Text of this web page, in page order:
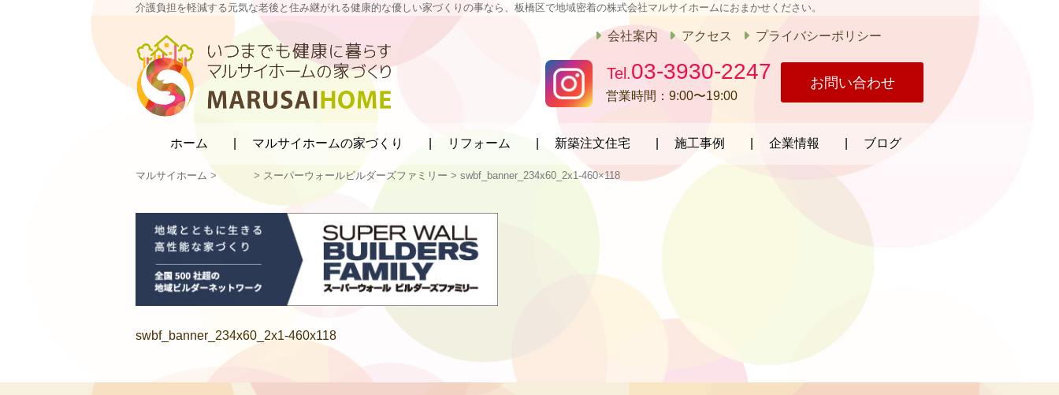
介護負担を軽減する元気な老後と住み継がれる健康的な優しい家づくりの事なら、板橋区で地域密着の株式会社マルサイホームにおまかせください。
マルサイホーム 会社案内 アクセス プライバシーポリシー
03-3930-2247
営業時間：9:00〜19:00
お問い合わせ
ホーム マルサイホームの家づくり リフォーム 新築注文住宅 施工事例 企業情報 ブログ
マルサイホーム > > スーパーウォールビルダーズファミリー > swbf_banner_234x60_2x1-460×118
swbf_banner_234x60_2x1-460x118